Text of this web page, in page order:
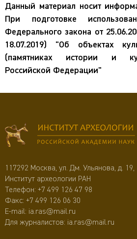
Данный материал носит
При подготовке
Федерального закона от
18.07.2019) "Об объектах
(памятниках истории и
Российской Федерации"
117292 Москва, ул. Дм. Ульянова, д. 19,
Институт археологии РАН
Телефон: +7 499 126 47 98
Факс: +7 499 126 06 30
E-mail: ia.ras@mail.ru
Для журналистов: ia.ras@mail.ru